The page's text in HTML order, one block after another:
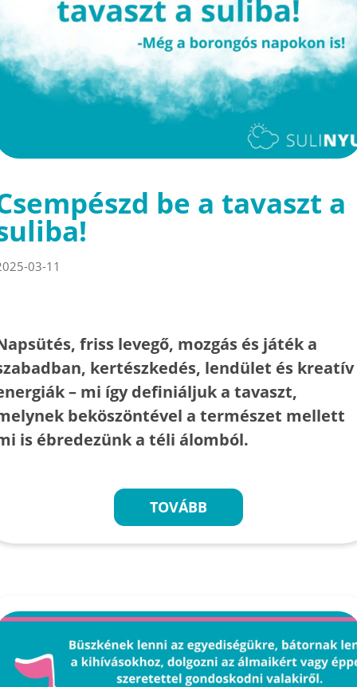
be a tavaszt a
03-11
friss levegő, mozgás és játék a
kertészkedés, lendület és kreatív
– mi így definiáljuk a tavaszt,
beköszöntével a természet mellett
is ébredezünk a téli álomból.
TOVÁBB